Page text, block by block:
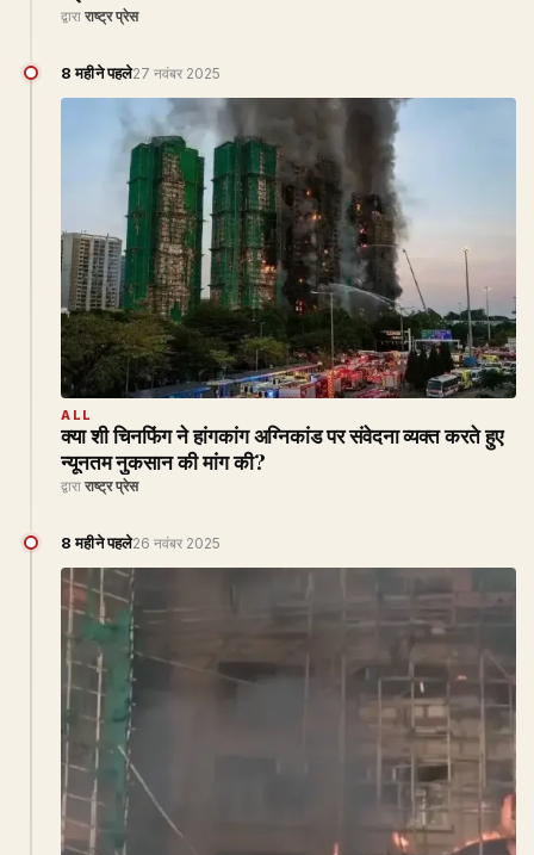
द्वारा राष्ट्र प्रेस
8 महीने पहले27 नवंबर 2025
ALL
क्या शी चिनफिंग ने हांगकांग अग्निकांड पर संवेदना व्यक्त करते हुए
न्यूनतम नुकसान की मांग की?
द्वारा राष्ट्र प्रेस
8 महीने पहले26 नवंबर 2025